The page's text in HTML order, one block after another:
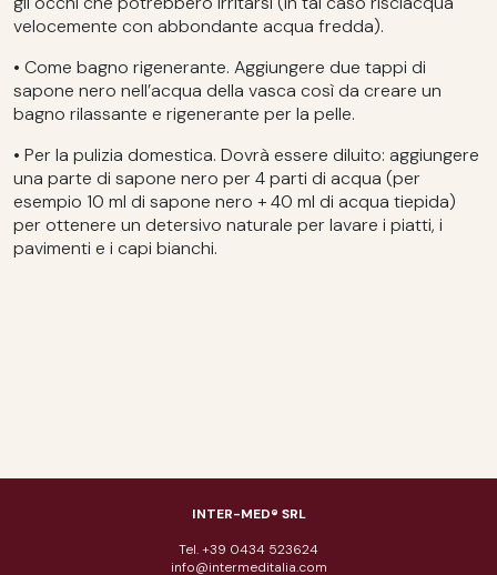
velocemente con abbondante acqua fredda).
• Come bagno rigenerante. Aggiungere due tappi di
sapone nero nell’acqua della vasca così da creare un
bagno rilassante e rigenerante per la pelle.
• Per la pulizia domestica. Dovrà essere diluito: aggiungere
una parte di sapone nero per 4 parti di acqua (per
esempio 10 ml di sapone nero + 40 ml di acqua tiepida)
per ottenere un detersivo naturale per lavare i piatti, i
pavimenti e i capi bianchi.
INTER-MED® SRL
Tel. +39 0434 523624
info@intermeditalia.com